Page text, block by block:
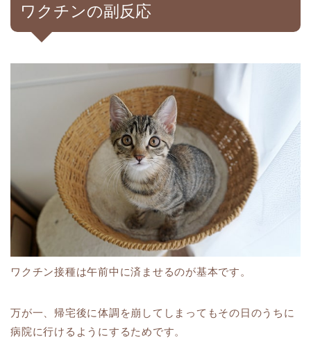
ワクチンの副反応
ワクチン接種は午前中に済ませるのが基本です。
万が一、帰宅後に体調を崩してしまってもその日のうちに
病院に行けるようにするためです。